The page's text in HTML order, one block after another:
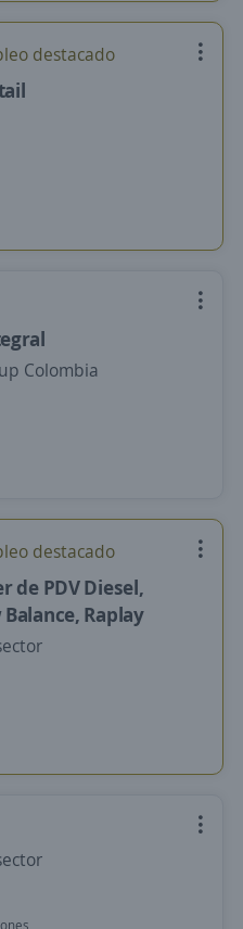
destacado
Colombia
destacado
de PDV Diesel,
Raplay